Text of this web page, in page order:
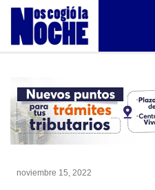
noviembre 15, 2022